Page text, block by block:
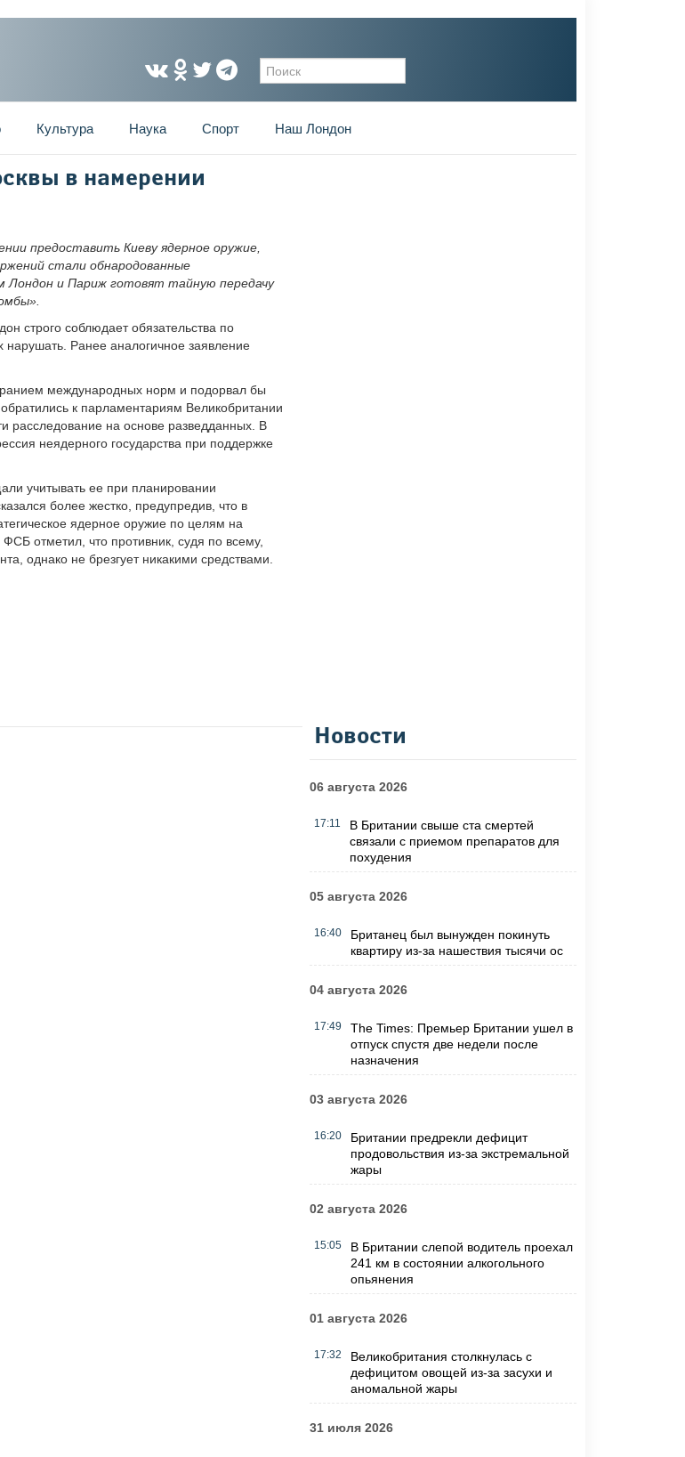
Форма поиска
Культура Наука Спорт Наш Лондон
в намерении
предоставить Киеву ядерное оружие,
стали обнародованные
Лондон и Париж готовят тайную передачу
строго соблюдает обязательства по
нарушать. Ранее аналогичное заявление
международных норм и подорвал бы
к парламентариям Великобритании
расследование на основе разведданных. В
неядерного государства при поддержке
учитывать ее при планировании
более жестко, предупредив, что в
ядерное оружие по целям на
отметил, что противник, судя по всему,
однако не брезгует никакими средствами.
Новости
06 августа 2026
17:11
В Британии свыше ста смертей
связали с приемом препаратов для
похудения
05 августа 2026
16:40
Британец был вынужден покинуть
квартиру из-за нашествия тысячи ос
04 августа 2026
17:49
The Times: Премьер Британии ушел в
отпуск спустя две недели после
назначения
03 августа 2026
16:20
Британии предрекли дефицит
продовольствия из-за экстремальной
жары
02 августа 2026
15:05
В Британии слепой водитель проехал
241 км в состоянии алкогольного
опьянения
01 августа 2026
17:32
Великобритания столкнулась с
дефицитом овощей из-за засухи и
аномальной жары
31 июля 2026